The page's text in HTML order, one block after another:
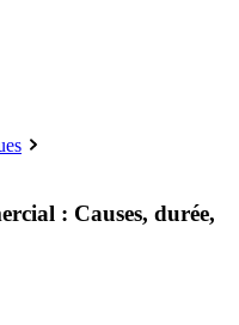
: Causes, durée,